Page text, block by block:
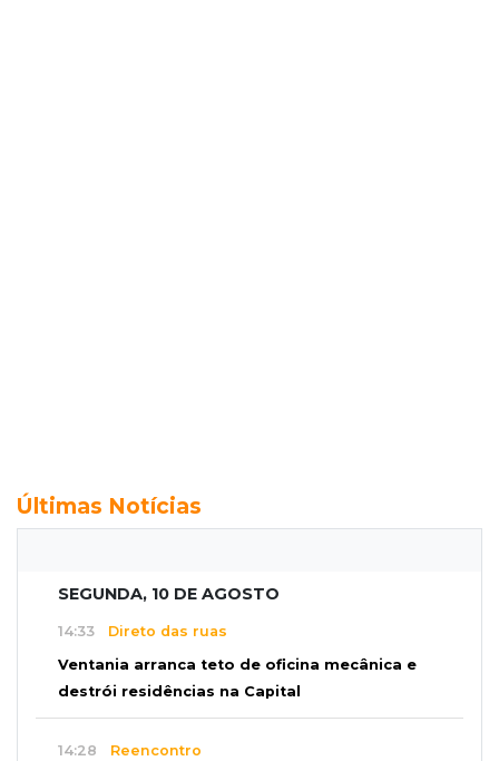
Últimas Notícias
SEGUNDA, 10 DE AGOSTO
14:33 Direto das ruas
Ventania arranca teto de oficina mecânica e
destrói residências na Capital
14:28 Reencontro